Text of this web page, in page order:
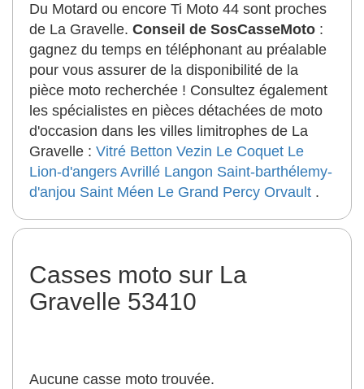
Du Motard ou encore Ti Moto 44 sont proches
de La Gravelle. Conseil de SosCasseMoto :
gagnez du temps en téléphonant au préalable
pour vous assurer de la disponibilité de la
pièce moto recherchée ! Consultez également
les spécialistes en pièces détachées de moto
d'occasion dans les villes limitrophes de La
Gravelle : Vitré Betton Vezin Le Coquet Le
Lion-d'angers Avrillé Langon Saint-barthélemy-
d'anjou Saint Méen Le Grand Percy Orvault .
Casses moto sur La
Gravelle 53410
Aucune casse moto trouvée.